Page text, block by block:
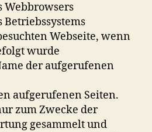
Webbrowsers
Betriebssystems
Webseite, wenn
wurde
der aufgerufenen
aufgerufenen Seiten.
zum Zwecke der
gesammelt und